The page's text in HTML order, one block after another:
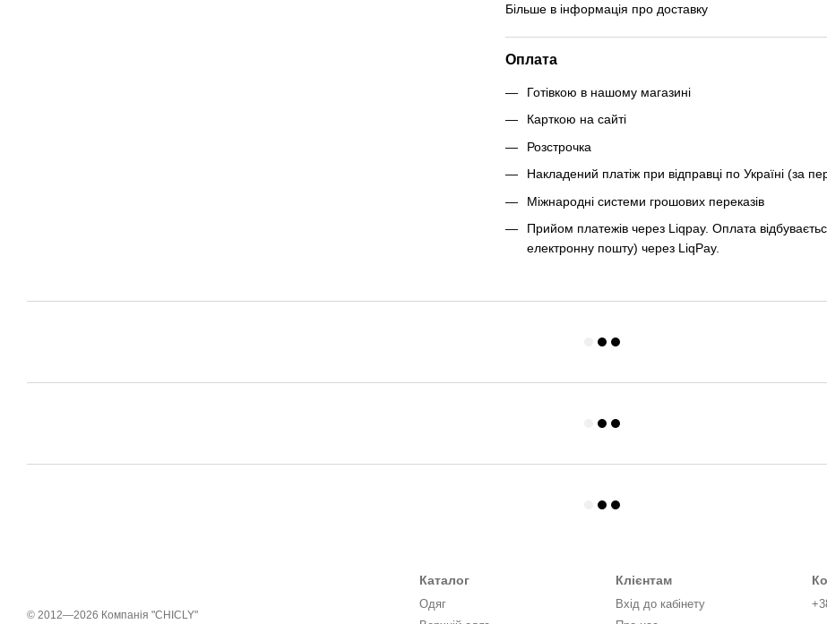
Більше в інформація про доставку
Оплата
Готівкою в нашому магазині
Карткою на сайті
Розстрочка
Накладений платіж при відправці по Україні (за
Міжнародні системи грошових переказів
Прийом платежів через Liqpay. Оплата
електронну пошту) через LiqPay.
© 2012—2026 Компанія "CHICLY"
Каталог
Одяг
Клієнтам
Вхід до кабінету